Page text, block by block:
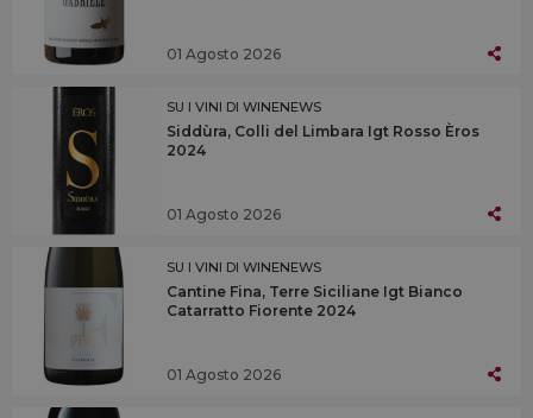
01 Agosto 2026
SU I VINI DI WINENEWS
Siddùra, Colli del Limbara Igt Rosso Èros
2024
01 Agosto 2026
SU I VINI DI WINENEWS
Cantine Fina, Terre Siciliane Igt Bianco
Catarratto Fiorente 2024
01 Agosto 2026